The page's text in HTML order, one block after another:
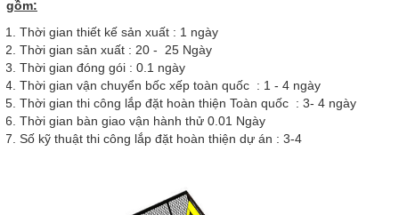
gồm:
Thời gian thiết kế sản xuất : 1 ngày
Thời gian sản xuất : 20 - 25 Ngày
Thời gian đóng gói : 0.1 ngày
Thời gian vận chuyển bốc xếp toàn quốc : 1 - 4 ngày
Thời gian thi công lắp đặt hoàn thiện Toàn quốc : 3- 4 ngày
Thời gian bàn giao vận hành thử 0.01 Ngày
Số kỹ thuật thi công lắp đặt hoàn thiện dự án : 3-4